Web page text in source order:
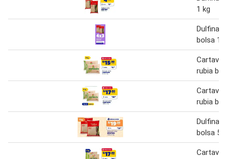
1 kg
Dulfina
bolsa 1
Cartavio
rubia
Cartavio
rubia
Dulfina
bolsa 5
Cartavio